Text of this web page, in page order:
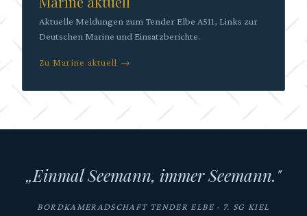
Aktuelle Meldungen zum Tender Elbe A511, Links zur
Deutschen Marine und Einsatzberichte.
Zu Marine aktuell →
„Einmal Seemann, immer Seemann."
BORDKAMERADSCHAFT TENDER ELBE · 7. SG KIEL